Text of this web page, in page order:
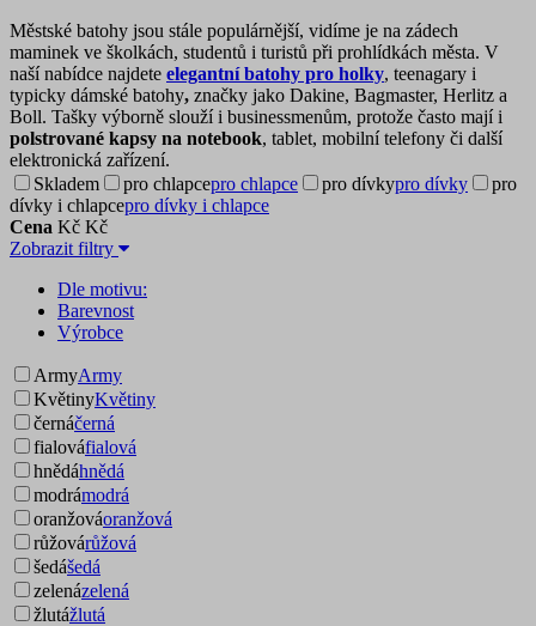
Městské batohy jsou stále populárnější, vidíme je na zádech
maminek ve školkách, studentů i turistů při prohlídkách města. V
naší nabídce najdete elegantní batohy pro holky, teenagary i
typicky dámské batohy, značky jako Dakine, Bagmaster, Herlitz a
Boll. Tašky výborně slouží i businessmenům, protože často mají i
polstrované kapsy na notebook, tablet, mobilní telefony či další
elektronická zařízení.
Skladem
pro chlapcepro chlapce pro dívkypro dívky
pro
dívky i chlapcepro dívky i chlapce
Cena Kč Kč
Zobrazit filtry
Dle motivu:
Barevnost
Výrobce
ArmyArmy
KvětinyKvětiny
černáčerná
fialováfialová
hnědáhnědá
modrámodrá
oranžováoranžová
růžovárůžová
šedášedá
zelenázelená
žlutážlutá